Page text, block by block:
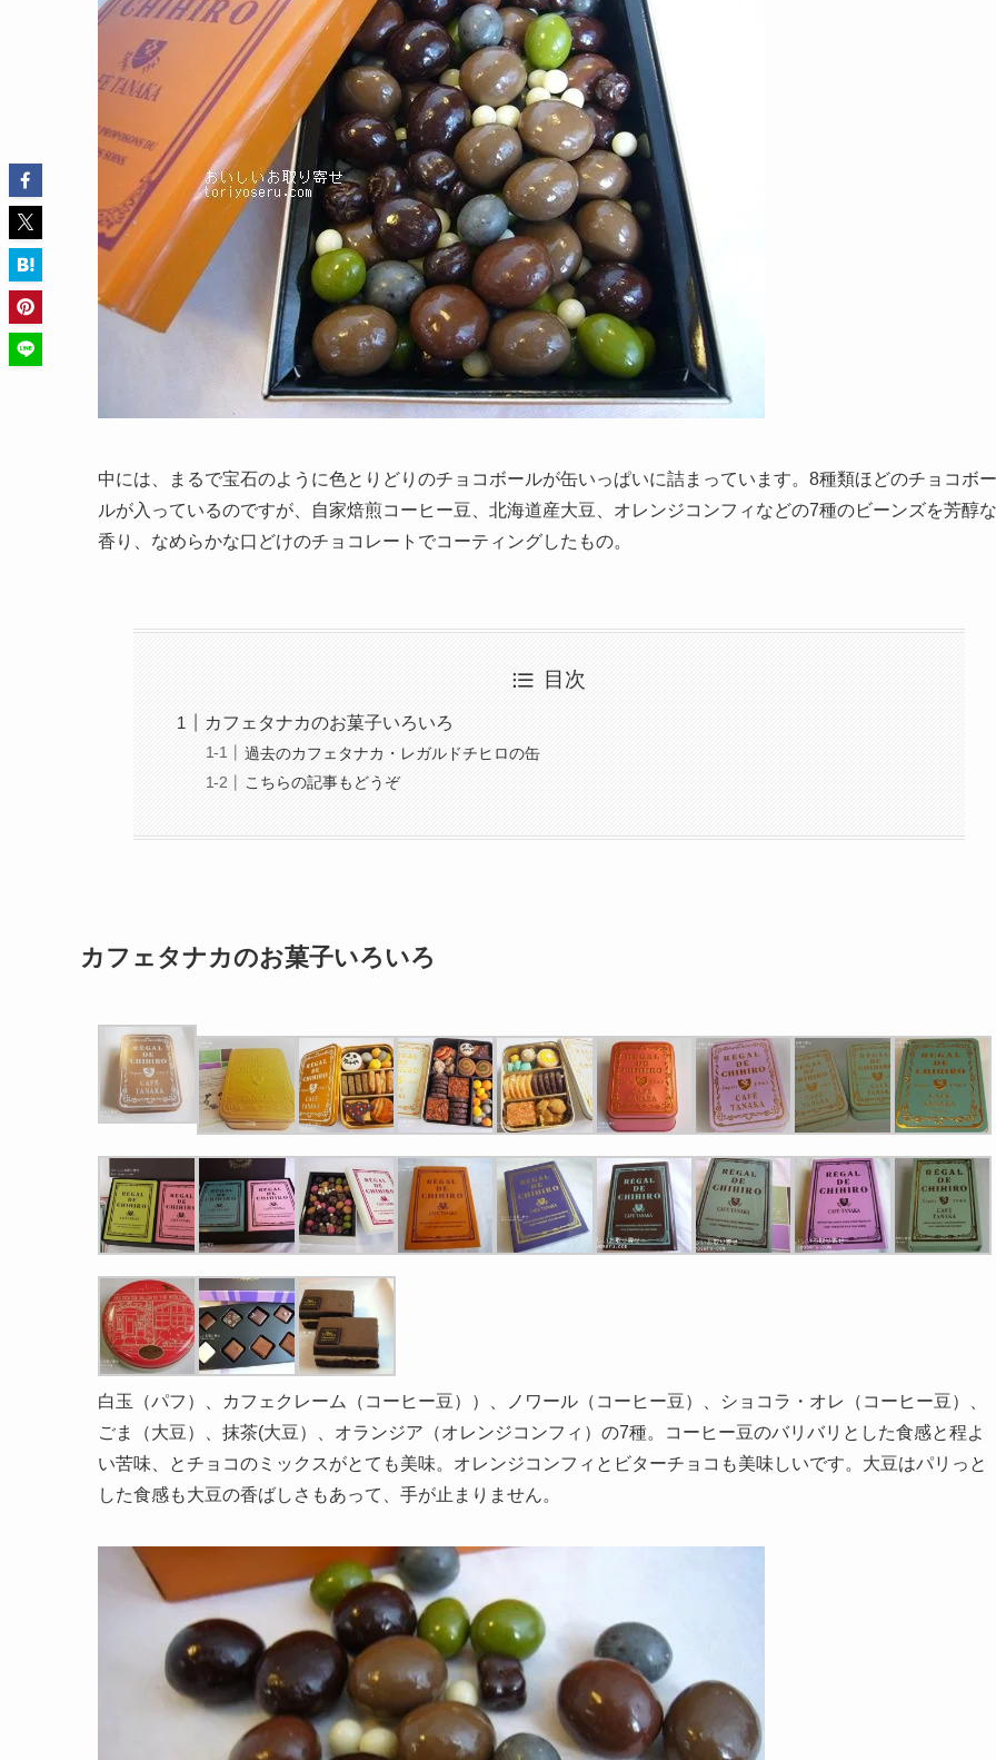
中には、まるで宝石のように色とりどりのチョコボールが缶いっぱいに詰まっています。8種類ほどのチョコボー
ルが入っているのですが、自家焙煎コーヒー豆、北海道産大豆、オレンジコンフィなどの7種のビーンズを芳醇な
香り、なめらかな口どけのチョコレートでコーティングしたもの。
目次
カフェタナカのお菓子いろいろ
過去のカフェタナカ・レガルドチヒロの缶
こちらの記事もどうぞ
カフェタナカのお菓子いろいろ
白玉（パフ）、カフェクレーム（コーヒー豆））、ノワール（コーヒー豆）、ショコラ・オレ（コーヒー豆）、
ごま（大豆）、抹茶(大豆）、オランジア（オレンジコンフィ）の7種。コーヒー豆のバリバリとした食感と程よ
い苦味、とチョコのミックスがとても美味。オレンジコンフィとビターチョコも美味しいです。大豆はパリっと
した食感も大豆の香ばしさもあって、手が止まりません。